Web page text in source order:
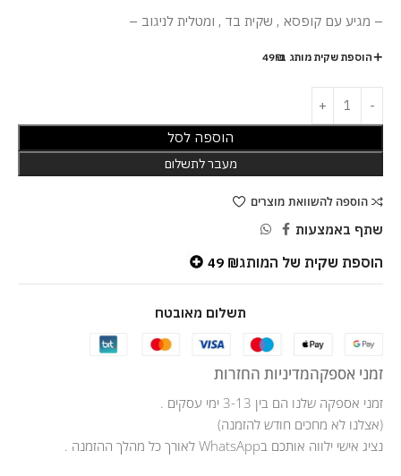
– מגיע עם קופסא , שקית בד , ומטלית לניגוב –
הוספת שקית מותג ב-49₪
הוספה לסל
מעבר לתשלום
הוספה להשוואת מוצרים
שתף באמצעות
הוספת שקית של המותג 49 ₪
תשלום מאובטח
זמני אספקהמדיניות החזרות
זמני אספקה שלנו הם בין 3-13 ימי עסקים .
(אצלנו לא מחכים חודש להזמנה)
נציג אישי ילווה אותכם בWhatsApp לאורך כל מהלך ההזמנה .